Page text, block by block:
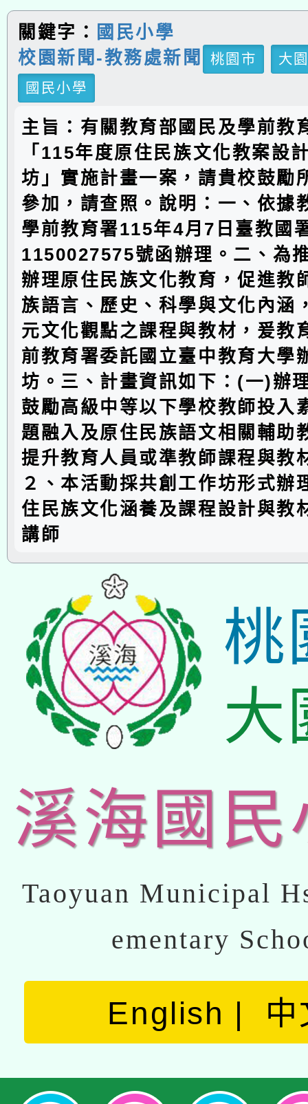
關鍵字：
國民小學
校園新聞-教務處新聞
桃園市
大
國民小學
主旨：有關教育部國民及學前教
「115年度原住民族文化教案設
坊」實施計畫一案，請貴校鼓勵
參加，請查照。說明：一、依據
學前教育署115年4月7日臺教國
1150027575號函辦理。二、為
辦理原住民族文化教育，促進教
族語言、歷史、科學與文化內涵
元文化觀點之課程與教材，爰教
前教育署委託國立臺中教育大學
坊。三、計畫資訊如下：(一)辦
鼓勵高級中等以下學校教師投入
題融入及原住民族語文相關輔助
提升教育人員或準教師課程與教
２、本活動採共創工作坊形式辦
住民族文化涵養及課程設計與教
講師
桃
大
溪海國民
Taoyuan Municipal
ementary
English 中